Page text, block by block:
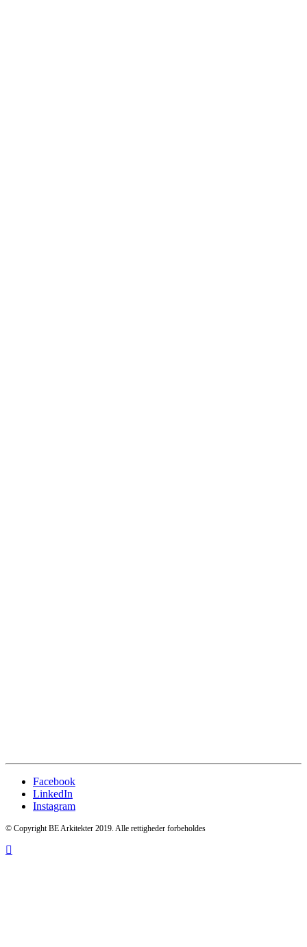
Facebook
LinkedIn
Instagram
© Copyright BE Arkitekter 2019. Alle rettigheder forbeholdes